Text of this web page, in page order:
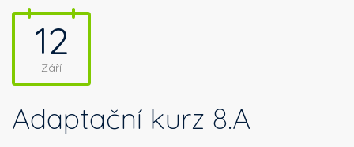
12
Září
Adaptační kurz 8.A